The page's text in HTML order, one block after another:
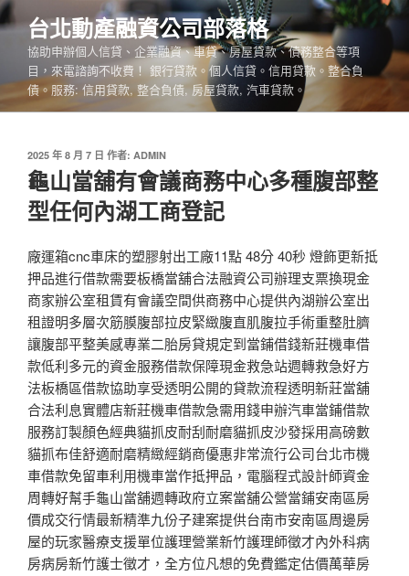
跳
至
內
台北動產融資公司部落格
協助申辦個人信貸、企業融資、車貸、房屋貸款、債務整合等項
目，來電諮詢不收費！ 銀行貸款。個人信貸。信用貸款。整合負
債。服務: 信用貸款, 整合負債, 房屋貸款, 汽車貸款。
發
佈
於
2025 年 8 月 7 日 作者: ADMIN
龜山當舖有會議商務中心多種腹部整
型任何內湖工商登記
廠運箱cnc車床的塑膠射出工廠11點 48分 40秒 燈飾更新抵
押品進行借款需要板橋當舖合法融資公司辦理支票換現金
商家辦公室租賃有會議空間供商務中心提供內湖辦公室出
租證明多層次筋膜腹部拉皮緊緻腹直肌腹拉手術重整肚臍
讓腹部平整美感專業二胎房貸規定到當鋪借錢新莊機車借
款低利多元的資金服務借款保障現金救急站週轉救急好方
法板橋區借款協助享受透明公開的貸款流程透明新莊當舖
合法利息實體店新莊機車借款急需用錢申辦汽車當鋪借款
服務訂製顏色經典貓抓皮耐刮耐磨貓抓皮沙發採用高磅數
貓抓布佳舒適耐磨精緻經銷商優惠非常流行公司台北市機
車借款免留車利用機車當作抵押品，電腦程式設計師資金
周轉好幫手龜山當舖週轉政府立案當舖公營當鋪安南區房
價成交行情最新精準九份子建案提供台南市安南區周邊房
屋的玩家醫療支援單位護理營業新竹護理師徵才內外科病
房病房新竹護士徵才，全方位凡想的免費鑑定估價萬華房